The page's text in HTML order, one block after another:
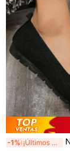
-1% ¡Últimos 3 días